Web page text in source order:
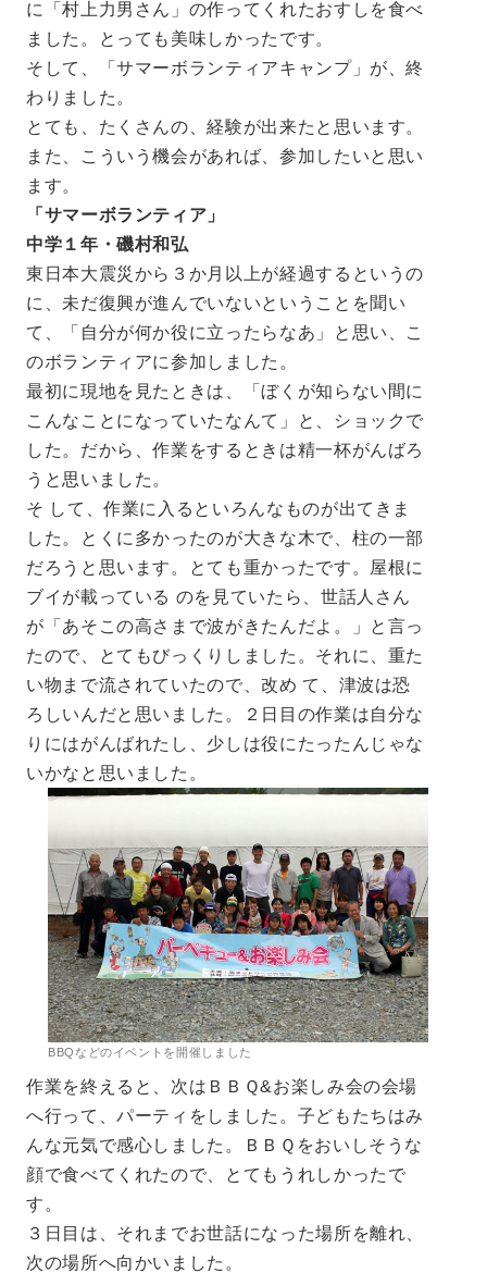
に「村上力男さん」の作ってくれたおすしを食べ
ました。とっても美味しかったです。
そして、「サマーボランティアキャンプ」が、終
わりました。
とても、たくさんの、経験が出来たと思います。
また、こういう機会があれば、参加したいと思い
ます。
「サマーボランティア」
中学１年・磯村和弘
東日本大震災から３か月以上が経過するというの
に、未だ復興が進んでいないということを聞い
て、「自分が何か役に立ったらなあ」と思い、こ
のボランティアに参加しました。
最初に現地を見たときは、「ぼくが知らない間に
こんなことになっていたなんて」と、ショックで
した。だから、作業をするときは精一杯がんばろ
うと思いました。
そ して、作業に入るといろんなものが出てきま
した。とくに多かったのが大きな木で、柱の一部
だろうと思います。とても重かったです。屋根に
ブイが載っている のを見ていたら、世話人さん
が「あそこの高さまで波がきたんだよ。」と言っ
たので、とてもびっくりしました。それに、重た
い物まで流されていたので、改め て、津波は恐
ろしいんだと思いました。２日目の作業は自分な
りにはがんばれたし、少しは役にたったんじゃな
いかなと思いました。
BBQなどのイベントを開催しました
作業を終えると、次はＢＢＱ&お楽しみ会の会場
へ行って、パーティをしました。子どもたちはみ
んな元気で感心しました。ＢＢＱをおいしそうな
顔で食べてくれたので、とてもうれしかったで
す。
３日目は、それまでお世話になった場所を離れ、
次の場所へ向かいました。